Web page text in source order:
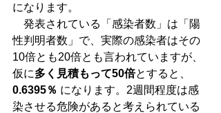
になります。
発表されている「感染者数」は「陽
性判明者数」で、実際の感染者はその
10倍とも20倍とも言われていますが、
仮に多く見積もって50倍とすると、
0.6395％ になります。2週間程度は感
染させる危険があると考えられている